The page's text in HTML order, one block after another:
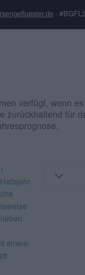
·
verfügt, wenn
zurückhaltend für
einem